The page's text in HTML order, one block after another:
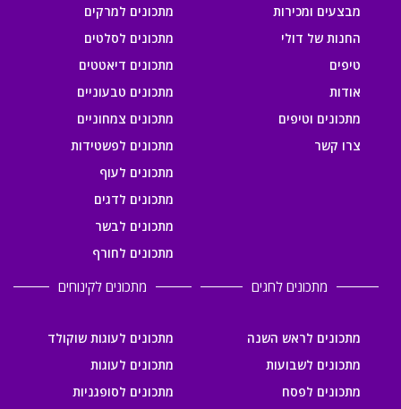
מבצעים ומכירות
החנות של דולי
טיפים
אודות
מתכונים וטיפים
צרו קשר
מתכונים למרקים
מתכונים לסלטים
מתכונים דיאטטים
מתכונים טבעוניים
מתכונים צמחוניים
מתכונים לפשטידות
מתכונים לעוף
מתכונים לדגים
מתכונים לבשר
מתכונים לחורף
מתכונים לחגים
מתכונים לראש השנה
מתכונים לשבועות
מתכונים לפסח
מתכונים לקינוחים
מתכונים לעוגות שוקולד
מתכונים לעוגות
מתכונים לסופגניות